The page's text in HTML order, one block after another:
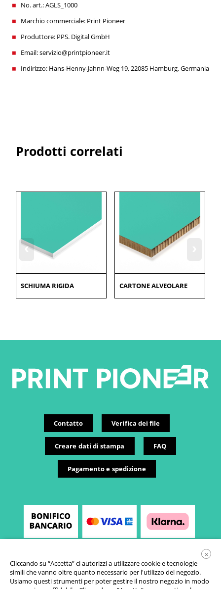
No. art.: AGLS_1000
Marchio commerciale: Print Pioneer
Produttore: PPS. Digital GmbH
Email: servizio@printpioneer.it
Indirizzo: Hans-Henny-Jahnn-Weg 19, 22085 Hamburg, Germania
Prodotti correlati
‹
SCHIUMA RIGIDA CARTONE ALVEOLARE
Contatto Verifica dei file
Creare dati di stampa FAQ
Pagamento e spedizione
×
Cliccando su “Accetta” ci autorizzi a utilizzare cookie e tecnologie
simili che vanno oltre quanto necessario per l'utilizzo del negozio.
Usiamo questi strumenti per poter gestire il nostro negozio in modo